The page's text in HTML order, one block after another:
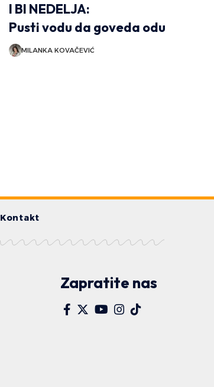
I BI NEDELJA:
Pusti vodu da goveda odu
MILANKA KOVAČEVIĆ
Kontakt
Zapratite nas